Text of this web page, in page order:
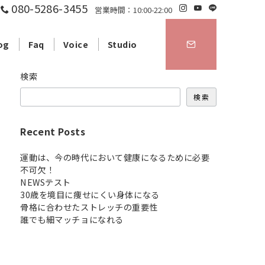
080-5286-3455 営業時間：10:00-22:00
Faq Voice Studio
検索
検索
Recent Posts
運動は、今の時代において健康になるために必要
不可欠！
NEWSテスト
30歳を境目に痩せにくい身体になる
骨格に合わせたストレッチの重要性
誰でも細マッチョになれる